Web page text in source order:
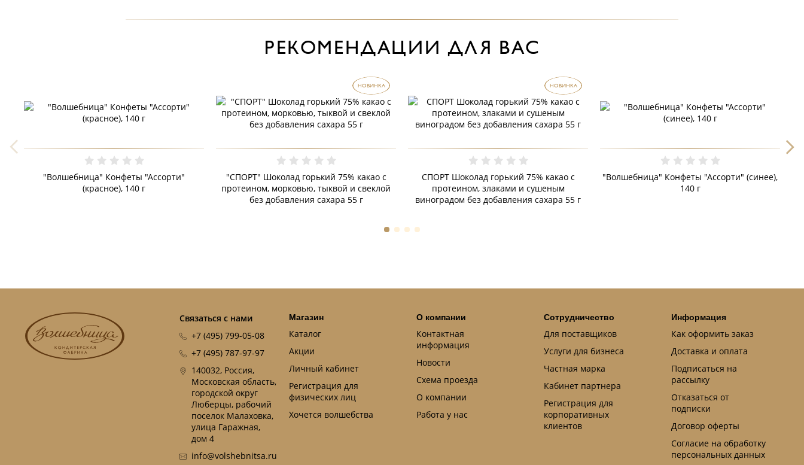
РЕКОМЕНДАЦИИ ДЛЯ ВАС
"Волшебница" Конфеты "Ассорти"
(красное), 140 г
НОВИНКА
"СПОРТ" Шоколад горький 75% какао с
протеином, морковью, тыквой и свеклой
без добавления сахара 55 г
НОВИНКА
СПОРТ Шоколад горький 75% какао с
протеином, злаками и сушеным
виноградом без добавления сахара 55 г
"Волшебница" Конфеты "Ассорти" (синее),
140 г
Связаться с нами
+7 (495) 799-05-08
+7 (495) 787-97-97
140032, Россия,
Московская область,
городской округ
Люберцы, рабочий
поселок Малаховка,
улица Гаражная,
дом 4
info@volshebnitsa.ru
Магазин
Каталог
Акции
Личный кабинет
Регистрация для
физических лиц
Хочется волшебства
О компании
Контактная
информация
Новости
Схема проезда
О компании
Работа у нас
Сотрудничество
Для поставщиков
Услуги для бизнеса
Частная марка
Кабинет партнера
Регистрация для
корпоративных
клиентов
Информация
Как оформить заказ
Доставка и оплата
Подписаться на
рассылку
Отказаться от
подписки
Договор оферты
Согласие на обработку
персональных данных